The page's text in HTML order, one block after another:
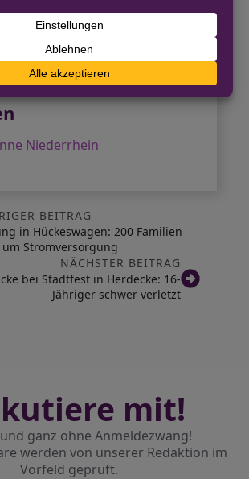
. Es ist davon auszugehen,
Tages- als auch
weiterhin
die Region setzen werden.
Niederrhein
BEITRAG
in Hückeswagen: 200 Familien
Stromversorgung
NÄCHSTER BEITRAG
bei Stadtfest in Herdecke: 16-
Jähriger schwer verletzt
mit!
ganz ohne Anmeldezwang!
werden von unserer Redaktion im
Vorfeld geprüft.